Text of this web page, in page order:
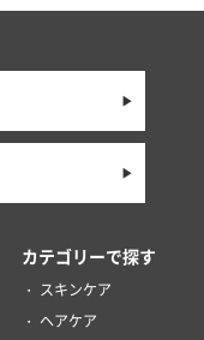
カテゴリーで探す
スキンケア
ヘアケア